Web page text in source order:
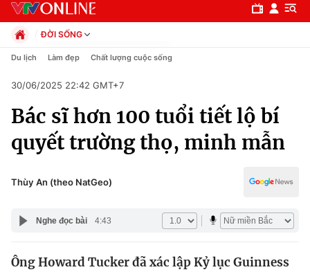
Chuyên mục
Chính trị
Pháp luật
Y tế
ĐỜI SỐNG
Chính trị
Pháp luật
Kinh tế
Thể thao
Truyền hình
Y tế
Công nghệ
Du lịch Làm đẹp Chất lượng cuộc sống
30/06/2025 22:42 GMT+7
Bác sĩ hơn 100 tuổi tiết lộ bí
quyết trường thọ, minh mẫn
Thùy An (theo NatGeo)
Nghe đọc bài 4:43
Ông Howard Tucker đã xác lập Kỷ lục Guinness